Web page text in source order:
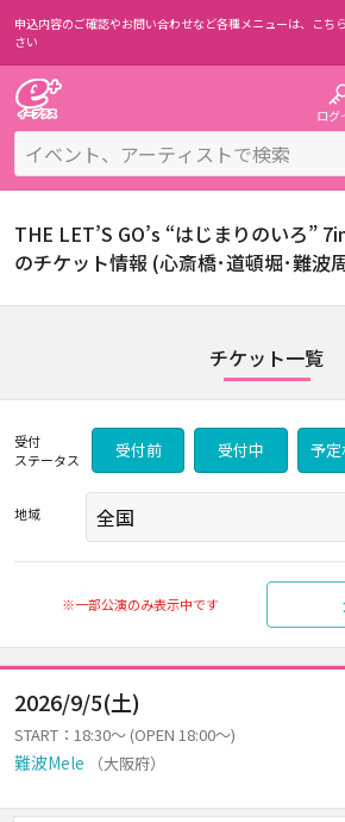
申込内容のご確認やお問い合わせなど各種メニューは、 こち
さい
ログ
THE LET’S GO’s “はじまりのいろ”
のチケット情報 (心斎橋･道頓堀･難波
チケット一覧
受付
ステータス
受付前 受付中 予
地域
※一部公演のみ表示中です
2026/9/5(土)
START：18:30～ (OPEN 18:00～)
難波Mele （大阪府）